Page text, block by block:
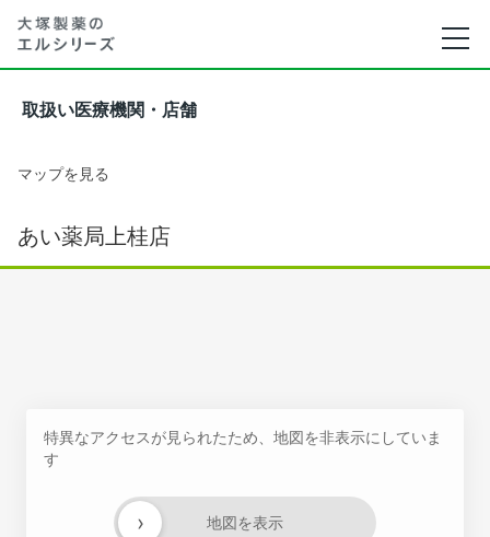
取扱い医療機関・店舗
マップを見る
あい薬局上桂店
特異なアクセスが見られたため、地図を非表示にしていま
す
地図を表示
›